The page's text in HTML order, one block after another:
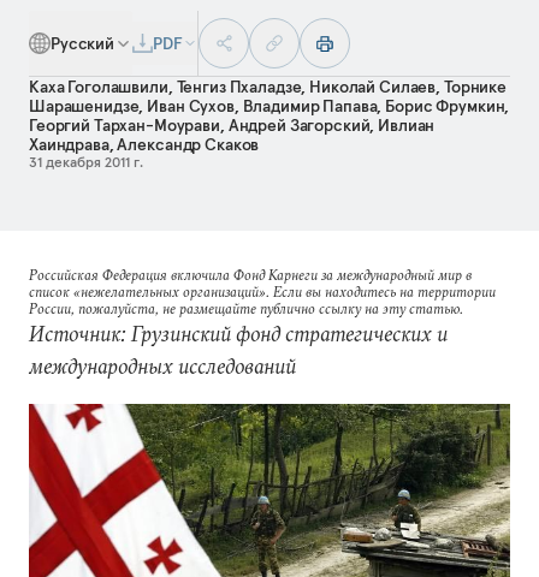
Русский
PDF
Каха Гоголашвили, Тенгиз Пхаладзе, Николай Силаев, Торнике
Шарашенидзе, Иван Сухов, Владимир Папава, Борис Фрумкин,
Георгий Тархан-Моурави, Андрей Загорский, Ивлиан
Хаиндрава,Александр Скаков
31 декабря 2011 г.
Российская Федерация включила Фонд Карнеги за международный мир в
список «нежелательных организаций». Если вы находитесь на территории
России, пожалуйста, не размещайте публично ссылку на эту статью.
Источник: Грузинский фонд стратегических и
международных исследований